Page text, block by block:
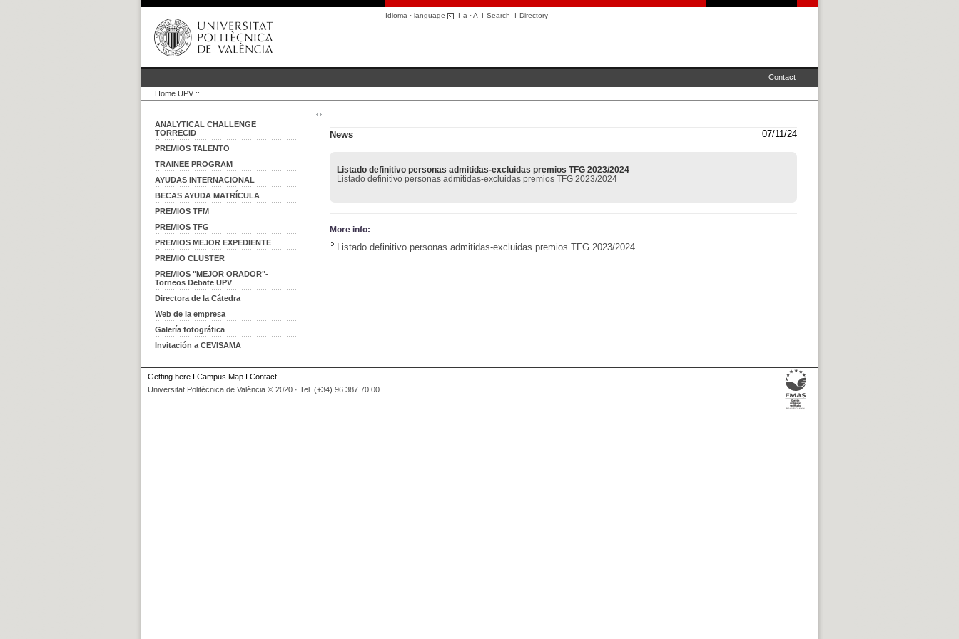
Idioma · language I a ·A I Search I Directory
Contact
Home UPV ::
ANALYTICAL CHALLENGE
TORRECID
PREMIOS TALENTO
TRAINEE PROGRAM
AYUDAS INTERNACIONAL
BECAS AYUDA MATRÍCULA
PREMIOS TFM
PREMIOS TFG
PREMIOS MEJOR EXPEDIENTE
PREMIO CLUSTER
PREMIOS "MEJOR ORADOR"-
Torneos Debate UPV
Directora de la Cátedra
Web de la empresa
Galería fotográfica
Invitación a CEVISAMA
07/11/24
News
Listado definitivo personas admitidas-excluidas premios TFG 2023/2024
Listado definitivo personas admitidas-excluidas premios TFG 2023/2024
More info:
Listado definitivo personas admitidas-excluidas premios TFG 2023/2024
Getting here I Campus Map I Contact
Universitat Politècnica de València © 2020 · Tel. (+34) 96 387 70 00